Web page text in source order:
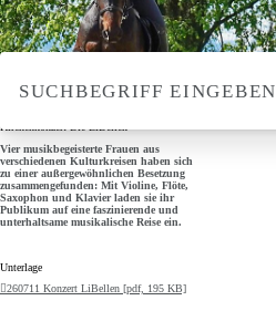
Suche
Suchbegriff
SUCHBEGRIFF EINGEBEN
Kirchenkonzert Die LiBellen
Vier musikbegeisterte Frauen aus
verschiedenen Kulturkreisen haben sich
zu einer außergewöhnlichen Besetzung
zusammengefunden: Mit Violine, Flöte,
Saxophon und Klavier laden sie ihr
Publikum auf eine faszinierende und
unterhaltsame musikalische Reise ein.
Unterlage
260711 Konzert LiBellen [pdf, 195 KB]